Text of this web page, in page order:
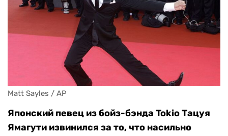
Matt Sayles / AP
Японский певец из бойз-бэнда Tokio Тацуя
Ямагути извинился за то, что насильно